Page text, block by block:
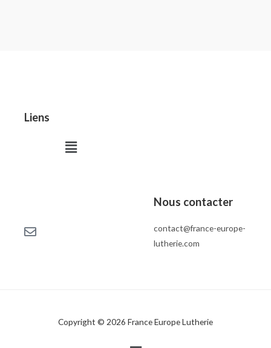
Liens
Menu
Nous contacter
contact@france-europe-
lutherie.com
Copyright © 2026 France Europe Lutherie